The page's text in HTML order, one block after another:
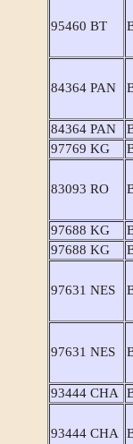
95460 BT
84364 PAN
84364 PAN
97769 KG
83093 RO
97688 KG
97688 KG
97631 NES
97631 NES
93444 CHA
93444 CHA